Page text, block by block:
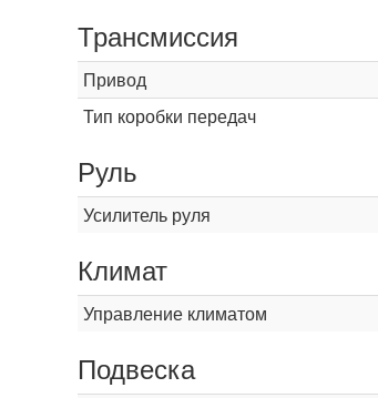
Трансмиссия
Привод
Тип коробки передач
Руль
Усилитель руля
Климат
Управление климатом
Подвеска